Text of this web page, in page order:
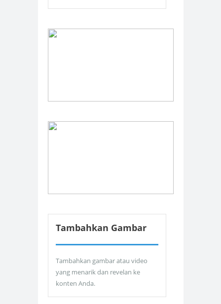
Tambahkan Gambar
Tambahkan gambar atau video
yang menarik dan revelan ke
konten Anda.